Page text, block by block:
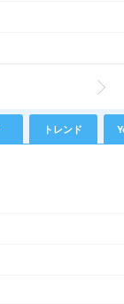
トレンド